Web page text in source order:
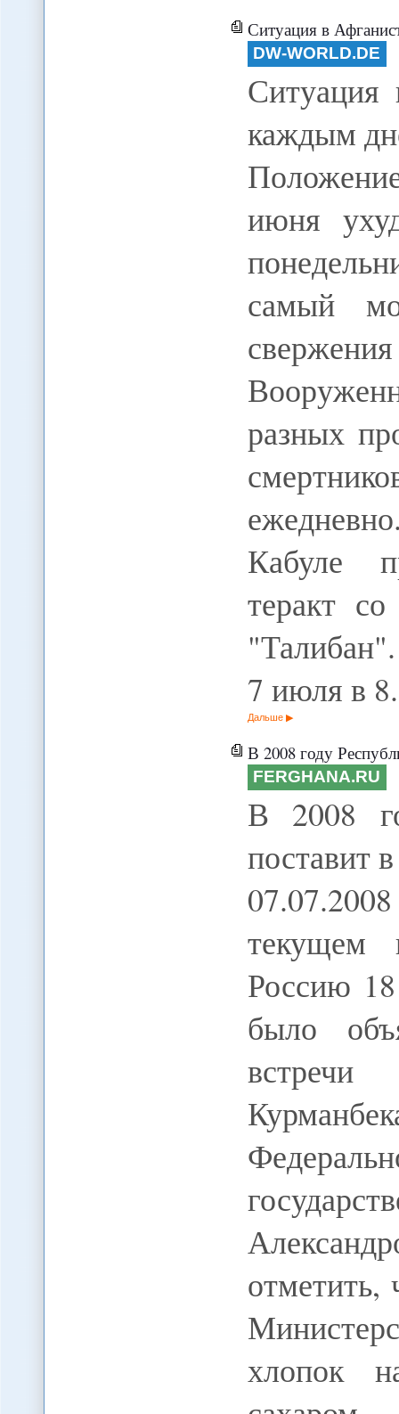
Ситуация в
DW-WORLD.DE
Ситуация
каждым
июня
самый
разных
Кабуле
теракт
7 июля в
Дальше
В 2008 году
FERGHANA.RU
В 2008
поставит
текущем
Россию
было
хлопок